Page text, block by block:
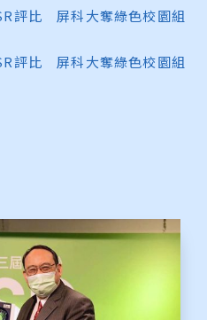
評比 屏科大奪綠色校園組
評比 屏科大奪綠色校園組